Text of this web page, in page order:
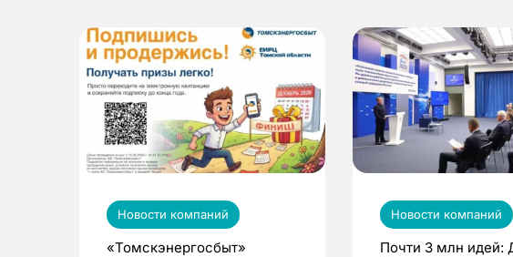
Новости компаний
«Томскэнергосбыт»
Новости компаний
Почти 3 млн идей: